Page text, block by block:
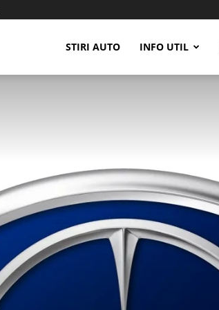
STIRI AUTO INFO UTIL